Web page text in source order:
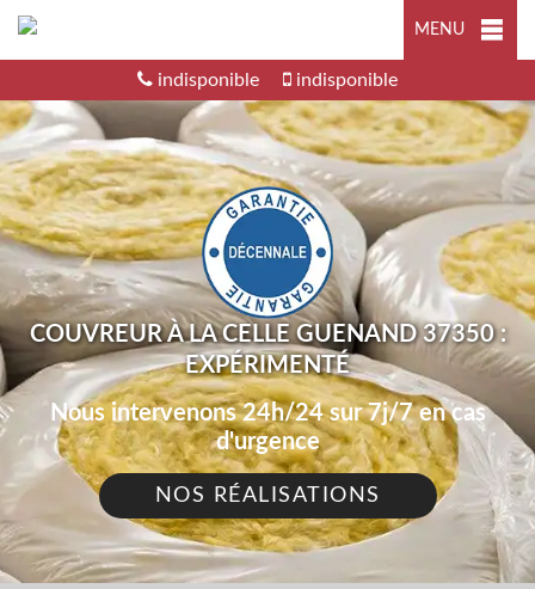
MENU
indisponible indisponible
COUVREUR À LA CELLE GUENAND 37350 :
EXPÉRIMENTÉ
Nous intervenons 24h/24 sur 7j/7 en cas
d'urgence
NOS RÉALISATIONS